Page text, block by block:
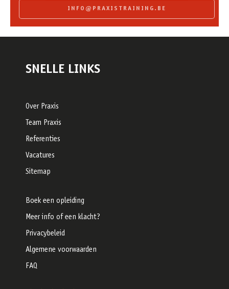
INFO@PRAXISTRAINING.BE
SNELLE LINKS
Over Praxis
Team Praxis
Referenties
Vacatures
Sitemap
Boek een opleiding
Meer info of een klacht?
Privacybeleid
Algemene voorwaarden
FAQ